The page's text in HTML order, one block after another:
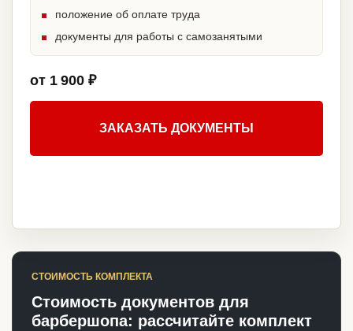
положение об оплате труда
документы для работы с самозанятыми
от 1 900 ₽
ЗАКАЗАТЬ ДОКУМЕНТЫ
СТОИМОСТЬ КОМПЛЕКТА
Стоимость документов для
барбершопа: рассчитайте комплект